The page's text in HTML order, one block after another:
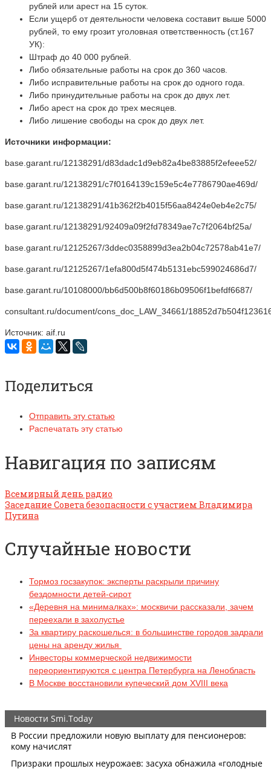
рублей или арест на 15 суток.
Если ущерб от деятельности человека составит выше 5000
рублей, то ему грозит уголовная ответственность (ст.167
УК):
Штраф до 40 000 рублей.
Либо обязательные работы на срок до 360 часов.
Либо исправительные работы на срок до одного года.
Либо принудительные работы на срок до двух лет.
Либо арест на срок до трех месяцев.
Либо лишение свободы на срок до двух лет.
Источники информации:
base.garant.ru/12138291/d83dadc1d9eb82a4be83885f2efeee52/
base.garant.ru/12138291/c7f0164139c159e5c4e7786790ae469d/
base.garant.ru/12138291/41b362f2b4015f56aa8424e0eb4e2c75/
base.garant.ru/12138291/92409a09f2fd78349ae7c7f2064bf25a/
base.garant.ru/12125267/3ddec0358899d3ea2b04c72578ab41e7/
base.garant.ru/12125267/1efa800d5f474b5131ebc599024686d7/
base.garant.ru/10108000/bb6d500b8f60186b09506f1befdf6687/
consultant.ru/document/cons_doc_LAW_34661/
Источник: aif.ru
Поделиться
Отправить эту статью
Распечатать эту статью
Навигация по записям
Всемирный день радио
Заседание Совета безопасности с участием Владимира
Путина
Случайные новости
Тормоз госзакупок: эксперты раскрыли причину
бездомности детей-сирот
«Деревня на минималках»: москвичи рассказали, зачем
переехали в захолустье
За квартиру раскошелься: в большинстве городов задрали
цены на аренду жилья
Инвесторы коммерческой недвижимости
переориентируются с центра Петербурга на Ленобласть
В Москве восстановили купеческий дом XVIII века